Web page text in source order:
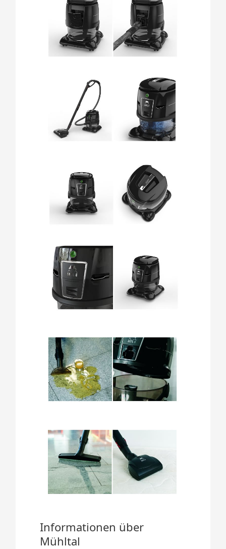
Informationen über
Mühltal